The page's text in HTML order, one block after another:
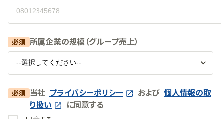
必須 所属企業の規模（グループ売上）
必須 当社 プライバシーポリシー および 個人情報の取
り扱い
に同意する